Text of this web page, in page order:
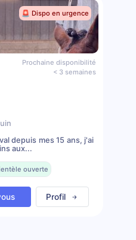
🚨 Dispo en urgence
Prochaine disponibilité
< 3 semaines
depuis mes 15 ans, j'ai
aux...
ouverte
Profil